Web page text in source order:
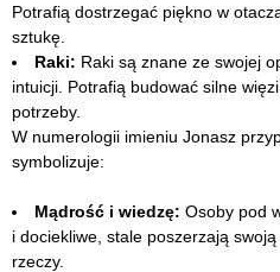
Potrafią dostrzegać piękno w
sztukę.
Raki: Raki są znane ze swojej
intuicji. Potrafią budować silne
potrzeby.
W numerologii imieniu Jonasz
symbolizuje:
Mądrość i wiedzę: Osoby pod
i dociekliwe, stale poszerzają
rzeczy.